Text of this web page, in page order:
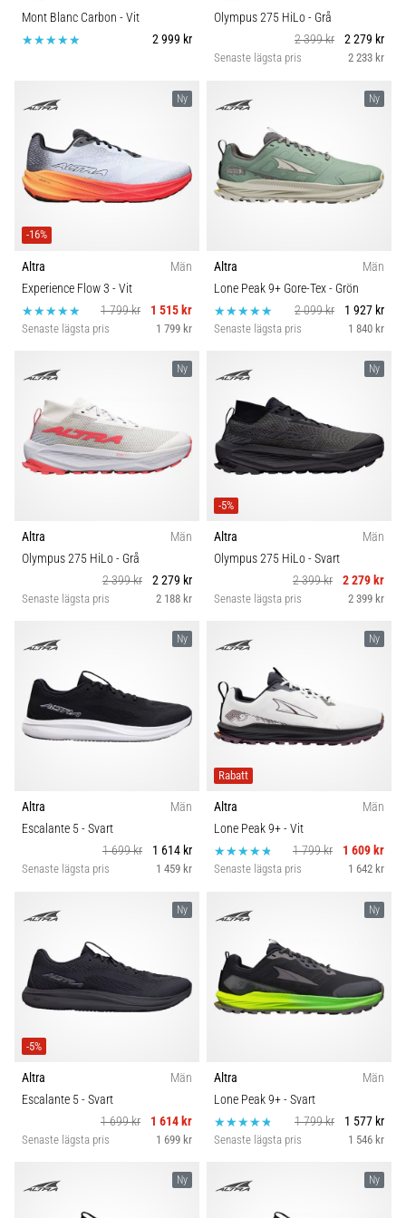
Mont Blanc Carbon - Vit
2 999 kr
Olympus 275 HiLo- Grå
2 399 kr
2 279 kr
Senaste lägsta pris 2 233 kr
Ny
-16%
Altra
Män
Experience Flow 3 - Vit
1 799 kr
1 515 kr
Senaste lägsta pris 1 799 kr
Ny
Altra
Män
Lone Peak 9+ Gore-Tex- Grön
2 099 kr
1 927 kr
Senaste lägsta pris 1 840 kr
Ny
Altra
Män
Olympus 275 HiLo- Grå
2 399 kr
2 279 kr
Senaste lägsta pris 2 188 kr
Ny
-5%
Altra
Män
Olympus 275 HiLo- Svart
2 399 kr
2 279 kr
Senaste lägsta pris 2 399 kr
Ny
Altra
Män
Escalante 5- Svart
1 699 kr
1 614 kr
Senaste lägsta pris 1 459 kr
Ny
Rabatt
Altra
Män
Lone Peak 9+- Vit
1 799 kr
1 609 kr
Senaste lägsta pris 1 642 kr
Ny
-5%
Altra
Män
Escalante 5- Svart
1 699 kr
1 614 kr
Senaste lägsta pris 1 699 kr
Ny
Altra
Män
Lone Peak 9+- Svart
1 799 kr
1 577 kr
Senaste lägsta pris 1 546 kr
Ny Ny